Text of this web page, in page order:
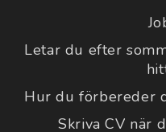
Letar du efter
Hur du förbereder
Skriva CV när